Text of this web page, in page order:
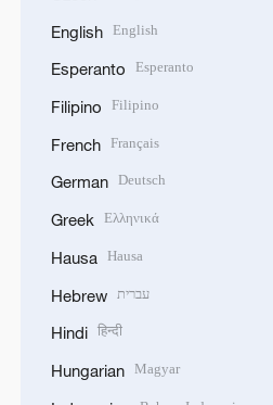
English English
Esperanto Esperanto
Filipino Filipino
French Français
German Deutsch
Greek Ελληνικά
Hausa Hausa
Hebrew עברית
Hindi हिन्दी
Hungarian Magyar